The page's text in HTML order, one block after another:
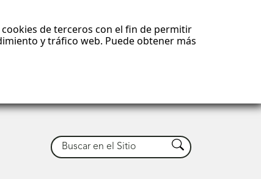
de terceros con el fin de permitir
y tráfico web. Puede obtener más
Buscar Buscar